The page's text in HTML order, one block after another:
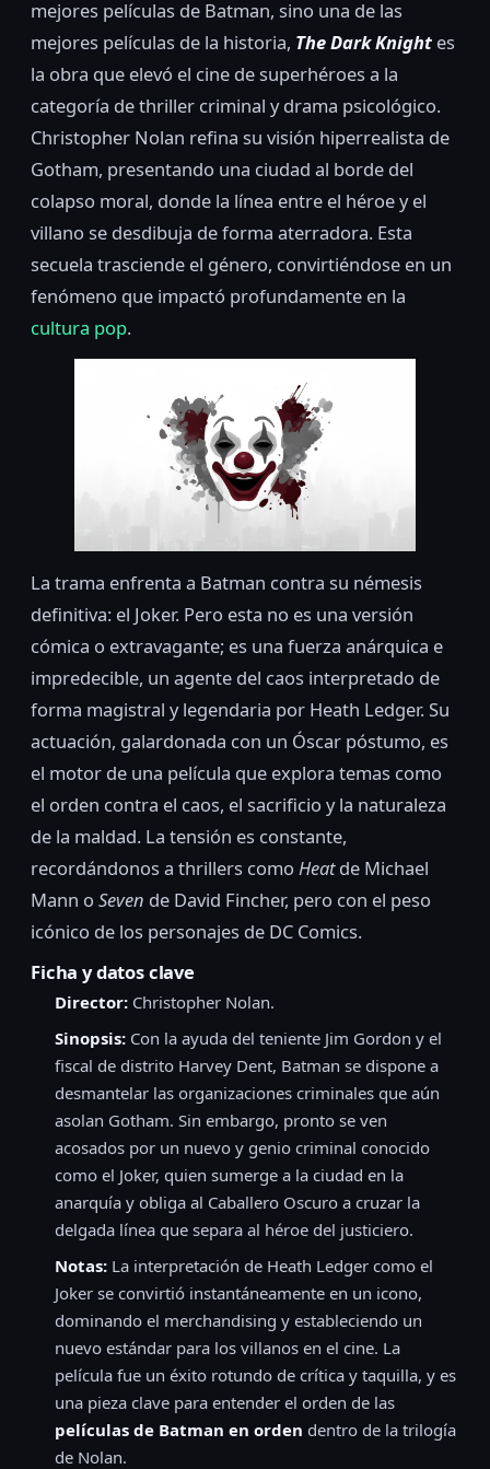
mejores películas de Batman, sino una de las
mejores películas de la historia, The Dark Knight es
la obra que elevó el cine de superhéroes a la
categoría de thriller criminal y drama psicológico.
Christopher Nolan refina su visión hiperrealista de
Gotham, presentando una ciudad al borde del
colapso moral, donde la línea entre el héroe y el
villano se desdibuja de forma aterradora. Esta
secuela trasciende el género, convirtiéndose en un
fenómeno que impactó profundamente en la
cultura pop.
La trama enfrenta a Batman contra su némesis
definitiva: el Joker. Pero esta no es una versión
cómica o extravagante; es una fuerza anárquica e
impredecible, un agente del caos interpretado de
forma magistral y legendaria por Heath Ledger. Su
actuación, galardonada con un Óscar póstumo, es
el motor de una película que explora temas como
el orden contra el caos, el sacrificio y la naturaleza
de la maldad. La tensión es constante,
recordándonos a thrillers como Heatde Michael
Mann o Seven de David Fincher, pero con el peso
icónico de los personajes de DC Comics.
Ficha y datos clave
Director: Christopher Nolan.
Sinopsis: Con la ayuda del teniente Jim Gordon y el
fiscal de distrito Harvey Dent, Batman se dispone a
desmantelar las organizaciones criminales que aún
asolan Gotham. Sin embargo, pronto se ven
acosados por un nuevo y genio criminal conocido
como el Joker, quien sumerge a la ciudad en la
anarquía y obliga al Caballero Oscuro a cruzar la
delgada línea que separa al héroe del justiciero.
Notas: La interpretación de Heath Ledger como el
Joker se convirtió instantáneamente en un icono,
dominando el merchandising y estableciendo un
nuevo estándar para los villanos en el cine. La
película fue un éxito rotundo de crítica y taquilla, y es
una pieza clave para entender el orden de las
películas de Batman en orden dentro de la trilogía
de Nolan.